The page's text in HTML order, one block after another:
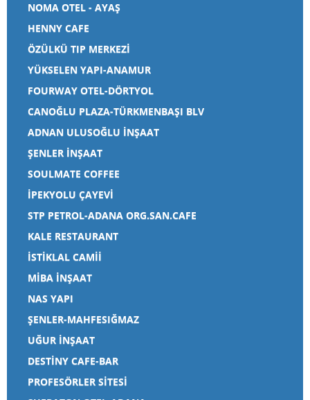
NOMA OTEL - AYAŞ
HENNY CAFE
ÖZÜLKÜ TIP MERKEZİ
YÜKSELEN YAPI-ANAMUR
FOURWAY OTEL-DÖRTYOL
CANOĞLU PLAZA-TÜRKMENBAŞI BLV
ADNAN ULUSOĞLU İNŞAAT
ŞENLER İNŞAAT
SOULMATE COFFEE
İPEKYOLU ÇAYEVİ
STP PETROL-ADANA ORG.SAN.CAFE
KALE RESTAURANT
İSTİKLAL CAMİİ
MİBA İNŞAAT
NAS YAPI
ŞENLER-MAHFESIĞMAZ
UĞUR İNŞAAT
DESTİNY CAFE-BAR
PROFESÖRLER SİTESİ